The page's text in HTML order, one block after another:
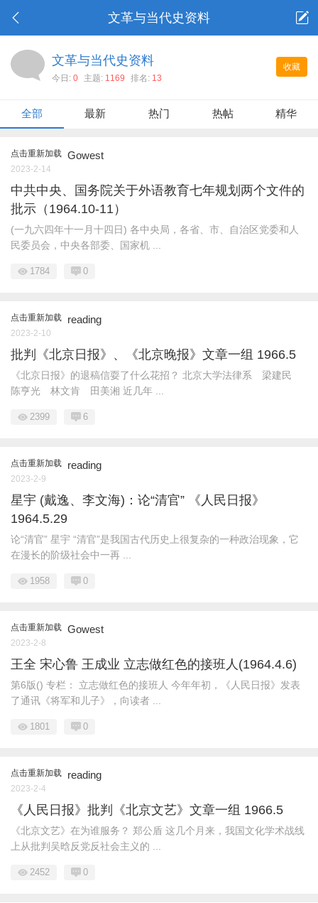
文革与当代史资料
收藏
文革与当代史资料
今日: 0 主题: 1169 排名: 13
全部 最新 热门 热帖 精华
点击重新加载 Gowest
2023-2-14
中共中央、国务院关于外语教育七年规划两个文件的
批示（1964.10-11）
(一九六四年十一月十四日) 各中央局，各省、市、自治区党委和人
民委员会，中央各部委、国家机 ...
1784 0
点击重新加载 reading
2023-2-10
批判《北京日报》、《北京晚报》文章一组 1966.5
《北京日报》的退稿信耍了什么花招？ 北京大学法律系 梁建民
陈亨光 林文肯 田美湘 近几年 ...
2399 6
点击重新加载 reading
2023-2-9
星宇 (戴逸、李文海)：论“清官” 《人民日报》
1964.5.29
论“清官” 星宇 “清官”是我国古代历史上很复杂的一种政治现象，它
在漫长的阶级社会中一再 ...
1958 0
点击重新加载 Gowest
2023-2-8
王全 宋心鲁 王成业 立志做红色的接班人(1964.4.6)
第6版() 专栏： 立志做红色的接班人 今年年初，《人民日报》发表
了通讯《将军和儿子》，向读者 ...
1801 0
点击重新加载 reading
2023-2-4
《人民日报》批判《北京文艺》文章一组 1966.5
《北京文艺》在为谁服务？ 郑公盾 这几个月来，我国文化学术战线
上从批判吴晗反党反社会主义的 ...
2452 0